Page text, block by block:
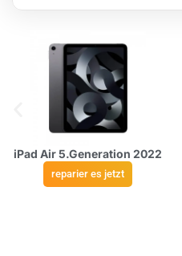
iPad Air 5.Generation 2022
reparier es jetzt